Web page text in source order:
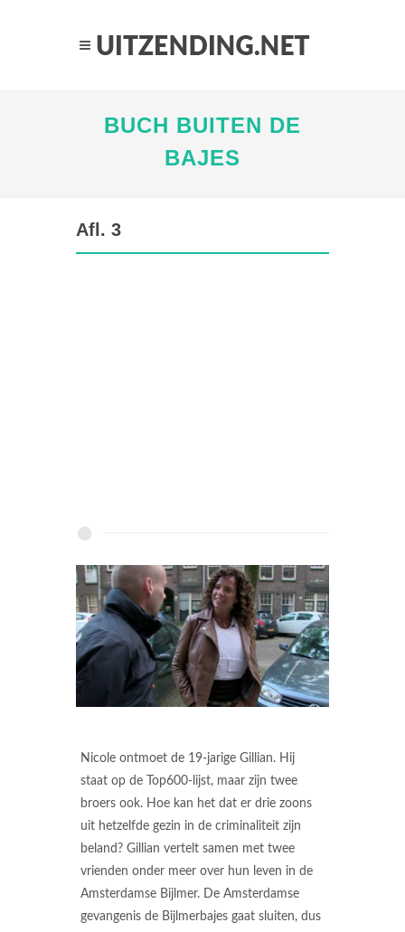
BUCH BUITEN DE
BAJES
Afl. 3
Nicole ontmoet de 19-jarige Gillian. Hij
staat op de Top600-lijst, maar zijn twee
broers ook. Hoe kan het dat er drie zoons
uit hetzelfde gezin in de criminaliteit zijn
beland? Gillian vertelt samen met twee
vrienden onder meer over hun leven in de
Amsterdamse Bijlmer. De Amsterdamse
gevangenis de Bijlmerbajes gaat sluiten, dus